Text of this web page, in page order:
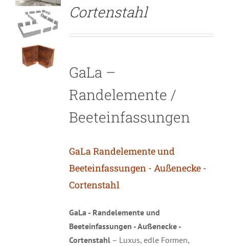
Cortenstahl
GaLa –
Randelemente /
Beeteinfassungen
GaLa Randelemente und
Beeteinfassungen - Außenecke -
Cortenstahl
GaLa - Randelemente und
Beeteinfassungen - Außenecke -
Cortenstahl– Luxus, edle Formen,